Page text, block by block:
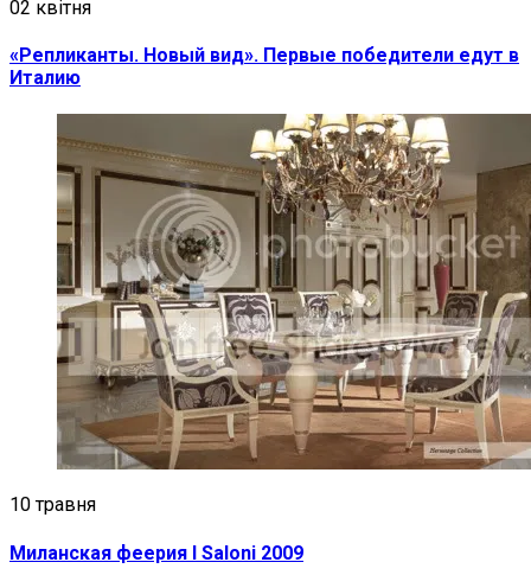
02 квітня
«Репликанты. Новый вид». Первые победители едут в
Италию
10 травня
Миланская феерия I Saloni 2009